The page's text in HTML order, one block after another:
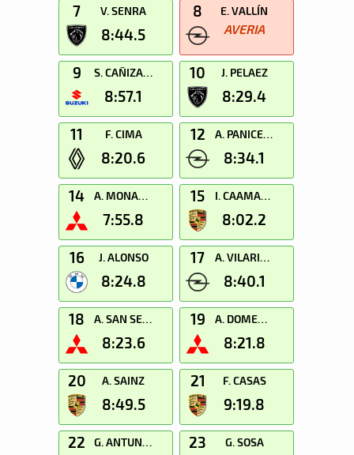
7 V. SENRA
8:44.5
8 E. VALLÍN
AVERIA
9 S. CAÑIZARES
8:57.1
10 J. PELAEZ
8:29.4
11 F. CIMA
8:20.6
12 A. PANICERES
8:34.1
14 A. MONARRI
7:55.8
15 I. CAAMAÑO
8:02.2
16 J. ALONSO
8:24.8
17 A. VILARIÑO
8:40.1
18 A. SAN SEGUNDO
8:23.6
19 A. DOMENECH
8:21.8
20 A. SAINZ
8:49.5
21 F. CASAS
9:19.8
22 G. ANTUNES 23 G. SOSA